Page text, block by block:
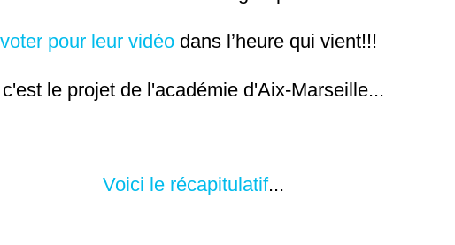
pour leur vidéo dans l’heure qui vient!!!
c'est le projet de l'académie d'Aix-Marseille...
Voici le récapitulatif...